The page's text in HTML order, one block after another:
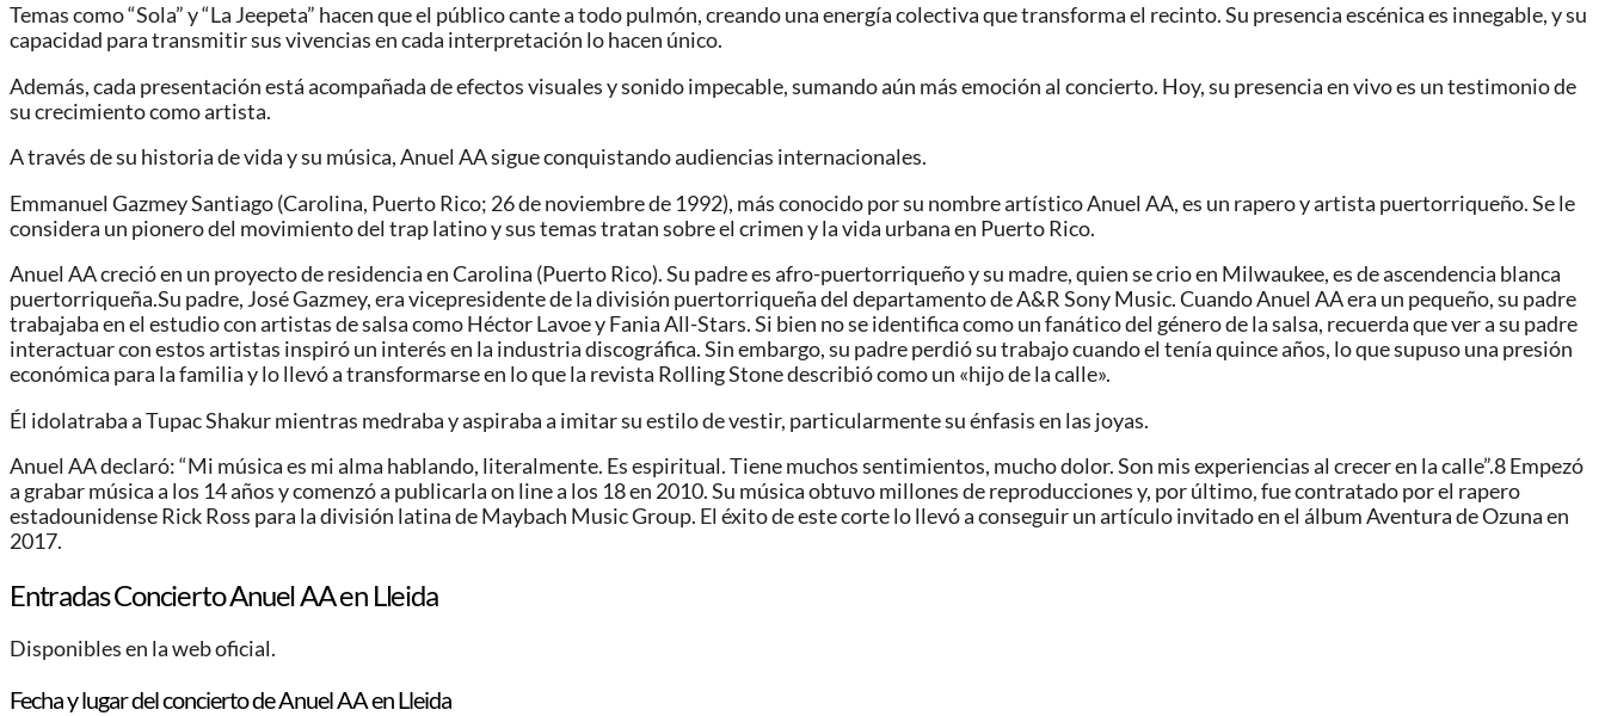
Temas como “Sola” y “La Jeepeta” hacen que el público cante a todo pulmón, creando una energía colectiva que transforma el recinto. Su presencia escénica es innegable, y su
capacidad para transmitir sus vivencias en cada interpretación lo hacen único.
Además, cada presentación está acompañada de efectos visuales y sonido impecable, sumando aún más emoción al concierto. Hoy, su presencia en vivo es un testimonio de
su crecimiento como artista.
A través de su historia de vida y su música, Anuel AA sigue conquistando audiencias internacionales.
Emmanuel Gazmey Santiago (Carolina, Puerto Rico; 26 de noviembre de 1992), más conocido por su nombre artístico Anuel AA, es un rapero y artista puertorriqueño. Se le
considera un pionero del movimiento del trap latino y sus temas tratan sobre el crimen y la vida urbana en Puerto Rico.
Anuel AA creció en un proyecto de residencia en Carolina (Puerto Rico). Su padre es afro-puertorriqueño y su madre, quien se crio en Milwaukee, es de ascendencia blanca
puertorriqueña.Su padre, José Gazmey, era vicepresidente de la división puertorriqueña del departamento de A&R Sony Music. Cuando Anuel AA era un pequeño, su padre
trabajaba en el estudio con artistas de salsa como Héctor Lavoe y Fania All-Stars. Si bien no se identifica como un fanático del género de la salsa, recuerda que ver a su padre
interactuar con estos artistas inspiró un interés en la industria discográfica.​ Sin embargo, su padre perdió su trabajo cuando el tenía quince años, lo que supuso una presión
económica para la familia y lo llevó a transformarse en lo que la revista Rolling Stone describió como un «hijo de la calle».
Él idolatraba a Tupac Shakur mientras medraba y aspiraba a imitar su estilo de vestir, particularmente su énfasis en las joyas.
Anuel AA declaró: “Mi música es mi alma hablando, literalmente. Es espiritual. Tiene muchos sentimientos, mucho dolor. Son mis experiencias al crecer en la calle”.8​ Empezó
a grabar música a los 14 años y comenzó a publicarla on line a los 18 en 2010. Su música obtuvo millones de reproducciones y, por último, fue contratado por el rapero
estadounidense Rick Ross para la división latina de Maybach Music Group. El éxito de este corte lo llevó a conseguir un artículo invitado en el álbum Aventura de Ozuna en
2017.
Entradas Concierto Anuel AA en Lleida
Disponibles en la web oficial.
Fecha y lugar del concierto de Anuel AA en Lleida